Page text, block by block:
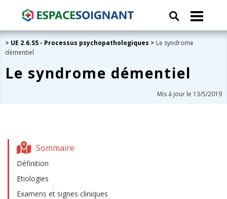
> UE 2.6.S5 - Processus psychopathologiques > Le syndrome
démentiel
Le syndrome démentiel
Mis à jour le 13/5/2019
Sommaire
Définition
Etiologies
Examens et signes cliniques